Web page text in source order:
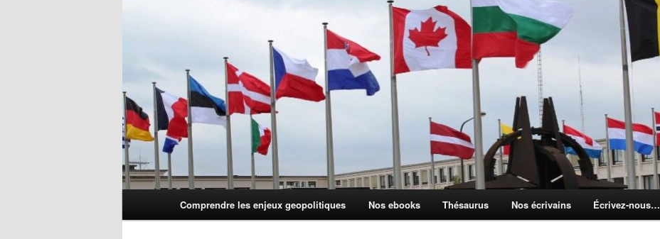
Comprendre les enjeux geopolitiques Nos ebooks Thésaurus Nos écrivains Écrivez-nous…